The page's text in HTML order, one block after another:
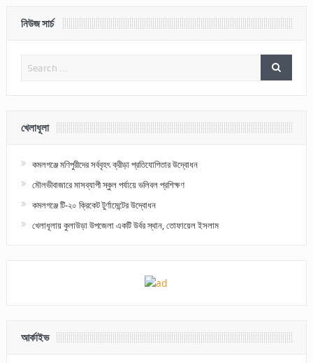
নিউজ সার্চ
খেলাধূলা
কমলগঞ্জে মণিপুরীদের সর্ববৃহৎ ক্রীড়া প্রতিযোগিতার উদ্বোধন
মৌলভীবাজারে মাসব্যাপী স্কুল পর্যায়ে ভলিবল প্রশিক্ষণ
কমলগঞ্জে টি-২০ ক্রিকেট টুর্ণামেন্টের উদ্বোধন
খেলাধূলায় কুলাউড়া উপজেলা একটি উর্বর স্থান, তোফায়েল ইসলাম
আর্কাইভ